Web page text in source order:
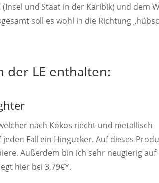
und Staat in der Karibik) und dem
soll es wohl in die Richtung
der LE enthalten:
nach Kokos riecht und metallisch
Fall ein Hingucker. Auf dieses
Außerdem bin ich sehr neugierig auf
hier bei 3,79€*.